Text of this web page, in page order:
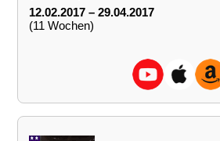
12.02.2017 – 29.04.2017
(11 Wochen)